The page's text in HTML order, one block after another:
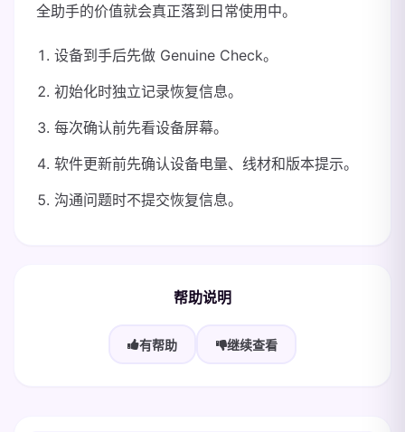
全助手的价值就会真正落到日常使用中。
设备到手后先做 Genuine Check。
初始化时独立记录恢复信息。
每次确认前先看设备屏幕。
软件更新前先确认设备电量、线材和版本提示。
沟通问题时不提交恢复信息。
帮助说明
有帮助 继续查看